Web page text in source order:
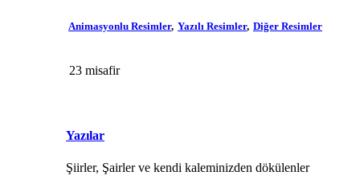
Animasyonlu Resimler Yazılı Resimler Diğer Resimler
23 misafir
Yazılar
Şiirler, Şairler ve kendi kaleminizden dökülenler